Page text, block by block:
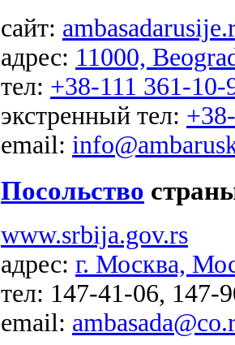
сайт:
адрес: 11000,
тел: +38-111 361-10-
экстренный тел:
email:
Посольство
www.srbija.gov.rs
адрес: г. Москва,
тел: 147-41-06, 147-
email: